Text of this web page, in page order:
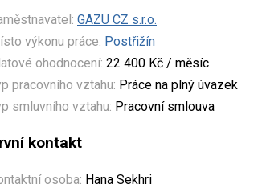
GAZU CZ s.r.o.
výkonu práce: Postřižín
ohodnocení: 22 400 Kč / měsíc
pracovního vztahu: Práce na plný úvazek
smluvního vztahu: Pracovní smlouva
kontakt
osoba: Hana Sekhri